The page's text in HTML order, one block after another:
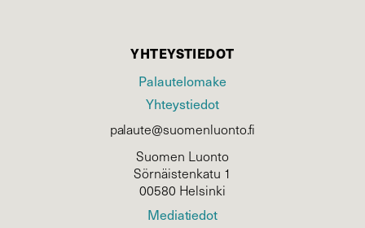
YHTEYSTIEDOT
Palautelomake
Yhteystiedot
palaute@suomenluonto.fi
Suomen Luonto
Sörnäistenkatu 1
00580 Helsinki
Mediatiedot